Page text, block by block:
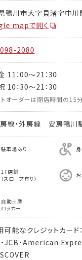
鴨川市大字貝渚字中
mapで開く
2080
11：00～21：30
10：30～21：30
オーダーは閉店時間の15分
線・外房線 安房鴨
駐車場あり
1F店舗
（スロープ有り）
自動土産
ロッカー
可能なクレジットカード
JCB・American